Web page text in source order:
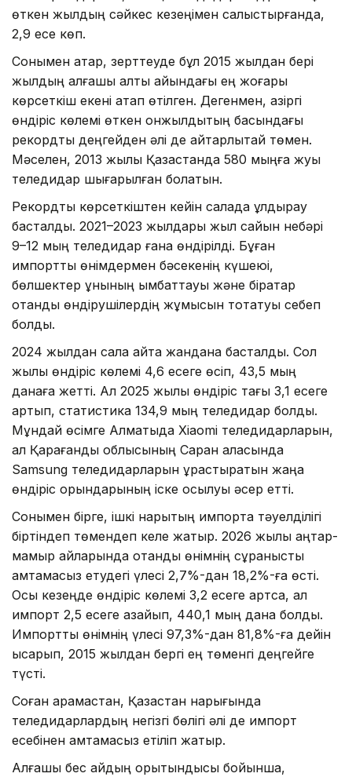
өткен жылдың сәйкес кезеңімен салыстырғанда,
2,9 есе көп.
Сонымен қатар, зерттеуде бұл 2015 жылдан бері
жылдың алғашқы алты айындағы ең жоғары
көрсеткіш екені атап өтілген. Дегенмен, қазіргі
өндіріс көлемі өткен онжылдықтың басындағы
рекордтық деңгейден әлі де айтарлықтай төмен.
Мәселен, 2013 жылы Қазақстанда 580 мыңға жуық
теледидар шығарылған болатын.
Рекордтық көрсеткіштен кейін салада құлдырау
басталды. 2021–2023 жылдары жыл сайын небәрі
9–12 мың теледидар ғана өндірілді. Бұған
импорттық өнімдермен бәсекенің күшеюі,
бөлшектер құнының қымбаттауы және бірқатар
отандық өндірушілердің жұмысын тоқтатуы себеп
болды.
2024 жылдан сала қайта жандана басталды. Сол
жылы өндіріс көлемі 4,6 есеге өсіп, 43,5 мың
данаға жетті. Ал 2025 жылы өндіріс тағы 3,1 есеге
артып, статистика 134,9 мың теледидар болды.
Мұндай өсімге Алматыда Xiaomi теледидарларын,
ал Қарағанды облысының Саран қаласында
Samsung теледидарларын құрастыратын жаңа
өндіріс орындарының іске қосылуы әсер етті.
Сонымен бірге, ішкі нарықтың импортқа тәуелділігі
біртіндеп төмендеп келе жатыр. 2026 жылы қаңтар-
мамыр айларында отандық өнімнің сұранысты
қамтамасыз етудегі үлесі 2,7%-дан 18,2%-ға өсті.
Осы кезеңде өндіріс көлемі 3,2 есеге артса, ал
импорт 2,5 есеге азайып, 440,1 мың дана болды.
Импорттық өнімнің үлесі 97,3%-дан 81,8%-ға дейін
қысқарып, 2015 жылдан бергі ең төменгі деңгейге
түсті.
Соған қарамастан, Қазақстан нарығында
теледидарлардың негізгі бөлігі әлі де импорт
есебінен қамтамасыз етіліп жатыр.
Алғашқы бес айдың қорытындысы бойынша,